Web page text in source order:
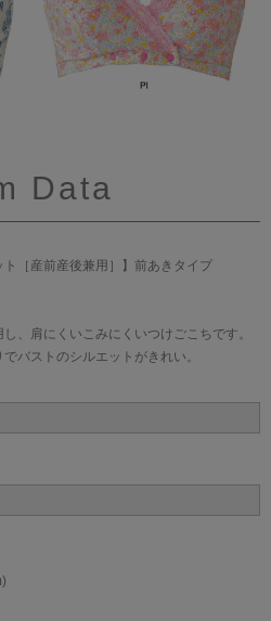
Data
ト［産前産後兼用］】前あきタイプ
、肩にくいこみにくいつけごこちです。
バストのシルエットがきれい。